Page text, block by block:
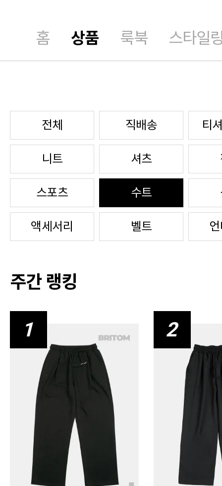
홈 상품 룩북 스타일
전체 직배송 티
니트 셔츠
스포츠 수트
액세서리 벨트
주간 랭킹
1 2